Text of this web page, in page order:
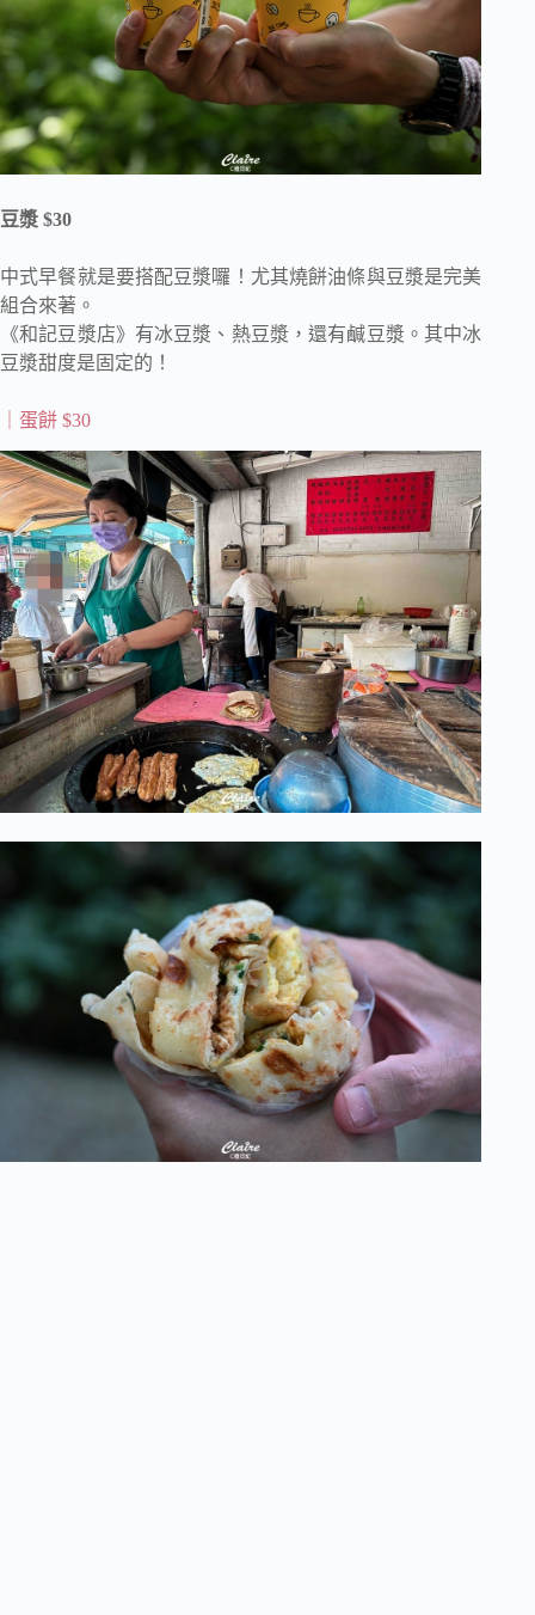
豆漿 $30
中式早餐就是要搭配豆漿囉！尤其燒餅油條與豆漿是完美
組合來著。
《和記豆漿店》有冰豆漿、熱豆漿，還有鹹豆漿。其中冰
豆漿甜度是固定的！
｜蛋餅 $30